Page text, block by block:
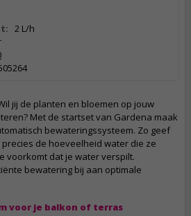
2 L/h
jij de planten en bloemen op jouw
Met de startset van Gardena maak
bewateringssysteem. Zo geef
de hoeveelheid water die ze
voorkomt dat je water verspilt.
bewatering bij aan optimale
voor je balkon of terras